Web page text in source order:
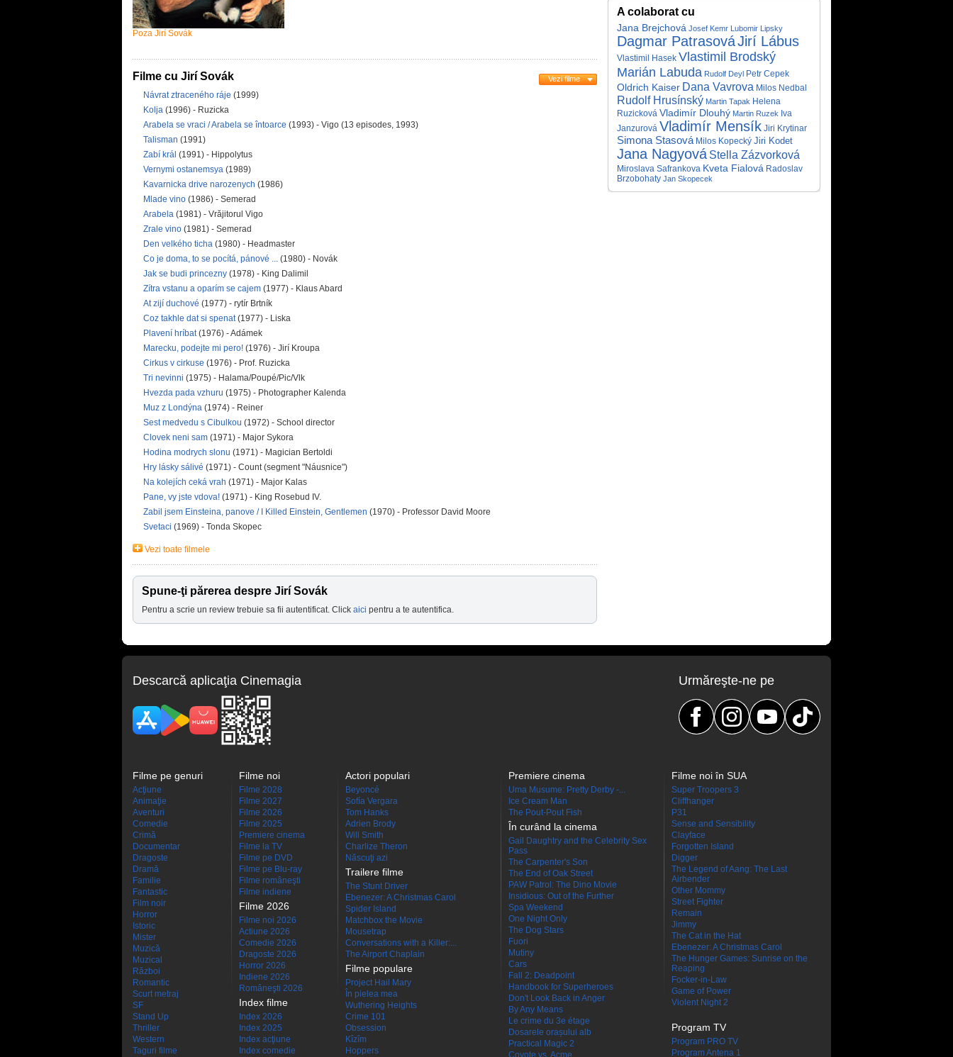
Poza Jirí Sovák
Filme cu Jirí Sovák Vezi filme
Návrat ztraceného ráje (1999)
Kolja (1996) - Ruzicka
Arabela se vraci / Arabela se întoarce (1993) - Vigo (13 episodes, 1993)
Talisman (1991)
Zabí král (1991) - Hippolytus
Vernymi ostanemsya (1989)
Kavarnicka drive narozenych (1986)
Mlade vino (1986) - Semerad
Arabela (1981) - Vrăjitorul Vigo
Zrale vino (1981) - Semerad
Den velkého ticha (1980) - Headmaster
Co je doma, to se pocítá, pánové ... (1980) - Novák
Jak se budi princezny (1978) - King Dalimil
Zítra vstanu a oparím se cajem (1977) - Klaus Abard
At zijí duchové (1977) - rytír Brtník
Coz takhle dat si spenat(1977) - Liska
Plavení hríbat(1976) - Adámek
Marecku, podejte mi pero! (1976) - Jirí Kroupa
Cirkus v cirkuse (1976) - Prof. Ruzicka
Tri nevinni (1975) - Halama/Poupé/Pic/Vlk
Hvezda pada vzhuru (1975) - Photographer Kalenda
Muz z Londýna (1974) - Reiner
Sest medvedu s Cibulkou (1972) - School director
Clovek neni sam (1971) - Major Sykora
Hodina modrych slonu (1971) - Magician Bertoldi
Hry lásky sálivé (1971) - Count (segment "Náusnice")
Na kolejích ceká vrah (1971) - Major Kalas
Pane, vy jste vdova! (1971) - King Rosebud IV.
Zabil jsem Einsteina, panove / I Killed Einstein, Gentlemen (1970) - Professor David Moore
Svetaci (1969) - Tonda Skopec
Vezi toate filmele
Spune-ţi părerea despre Jirí Sovák
Pentru a scrie un review trebuie sa fii autentificat. Click aici pentru a te autentifica.
A colaborat cu
Jana Brejchová Josef Kemr Lubomir Lipsky
Dagmar PatrasováJirí Lábus
Vlastimil Hasek Vlastimil Brodský
Marián Labuda Rudolf Deyl Petr Cepek
Oldrich Kaiser Dana Vavrova Milos Nedbal
Rudolf Hrusínský Martin Tapak Helena
Ruzicková Vladimír Dlouhý Martin Ruzek Iva
Janzurová Vladimír Mensík Jiri Krytinar
Simona Stasová Milos Kopecký Jiri Kodet
Jana Nagyová Stella Zázvorková
Miroslava Safrankova Kveta Fialová Radoslav
Brzobohaty Jan Skopecek
Descarcă aplicaţia Cinemagia Urmăreşte-ne pe
Filme pe genuri
Acţiune
Animaţie
Aventuri
Comedie
Crimă
Documentar
Dragoste
Dramă
Familie
Fantastic
Film noir
Horror
Istoric
Mister
Muzică
Muzical
Război
Romantic
Scurt metraj
SF
Stand Up
Thriller
Western
Taguri filme
Filme noi
Filme 2028
Filme 2027
Filme 2026
Filme 2025
Premiere cinema
Filme la TV
Filme pe DVD
Filme pe Blu-ray
Filme româneşti
Filme indiene
Filme 2026
Filme noi 2026
Actiune 2026
Comedie 2026
Dragoste 2026
Horror 2026
Indiene 2026
Româneşti 2026
Index filme
Index 2026
Index 2025
Index acţiune
Index comedie
Actori populari
Beyoncé
Sofía Vergara
Tom Hanks
Adrien Brody
Will Smith
Charlize Theron
Născuţi azi
Trailere filme
The Stunt Driver
Ebenezer: A Christmas Carol
Spider Island
Matchbox the Movie
Mousetrap
Conversations with a Killer:...
The Airport Chaplain
Filme populare
Project Hail Mary
În pielea mea
Wuthering Heights
Crime 101
Obsession
Kîzîm
Hoppers
Premiere cinema
Uma Musume: Pretty Derby -...
Ice Cream Man
The Pout-Pout Fish
În curând la cinema
Gail Daughtry and the Celebrity Sex
Pass
The Carpenter's Son
The End of Oak Street
PAW Patrol: The Dino Movie
Insidious: Out of the Further
Spa Weekend
One Night Only
The Dog Stars
Fuori
Mutiny
Cars
Fall 2: Deadpoint
Handbook for Superheroes
Don't Look Back in Anger
By Any Means
Le crime du 3e étage
Dosarele orașului alb
Practical Magic 2
Coyote vs. Acme
Filme noi în SUA
Super Troopers 3
Cliffhanger
P31
Sense and Sensibility
Clayface
Forgotten Island
Digger
The Legend of Aang: The Last
Airbender
Other Mommy
Street Fighter
Remain
Jimmy
The Cat in the Hat
Ebenezer: A Christmas Carol
The Hunger Games: Sunrise on the
Reaping
Focker-in-Law
Game of Power
Violent Night 2
Program TV
Program PRO TV
Program Antena 1